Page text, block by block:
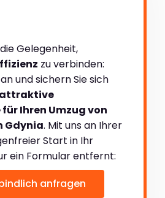
Gelegenheit,
zu verbinden:
und sichern Sie sich
attraktive
Ihren Umzug von
Gdynia. Mit uns an Ihrer
Start in Ihr
ein Formular entfernt:
anfragen